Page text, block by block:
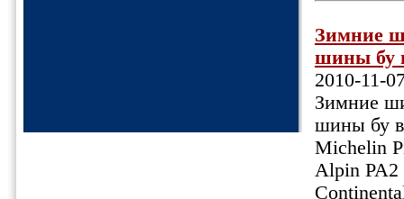
Зимние
шины бу
2010-11-
Зимние
шины бу в
Michelin
Alpin PA2